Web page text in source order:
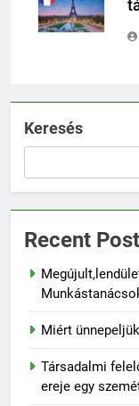
Keresés
Recent
Miért
Társadalmi
ereje egy